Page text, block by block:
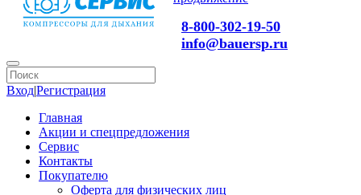
8-800-302-19-50
info@bauersp.ru
Вход|Регистрация
Главная
Акции и спецпредложения
Сервис
Контакты
Покупателю
Оферта для физических лиц